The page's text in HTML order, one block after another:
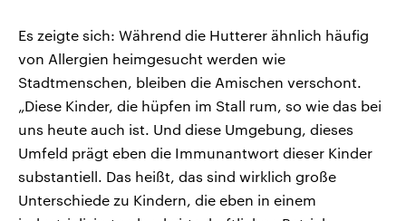
Es zeigte sich: Während die Hutterer ähnlich häufig
von Allergien heimgesucht werden wie
Stadtmenschen, bleiben die Amischen verschont.
„Diese Kinder, die hüpfen im Stall rum, so wie das bei
uns heute auch ist. Und diese Umgebung, dieses
Umfeld prägt eben die Immunantwort dieser Kinder
substantiell. Das heißt, das sind wirklich große
Unterschiede zu Kindern, die eben in einem